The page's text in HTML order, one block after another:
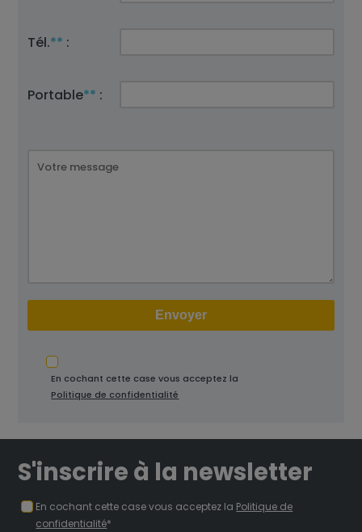
Tél.** :
Portable** :
En cochant cette case vous acceptez la
Politique de confidentialité
S'inscrire à la newsletter
En cochant cette case vous acceptez la Politique de
confidentialité*